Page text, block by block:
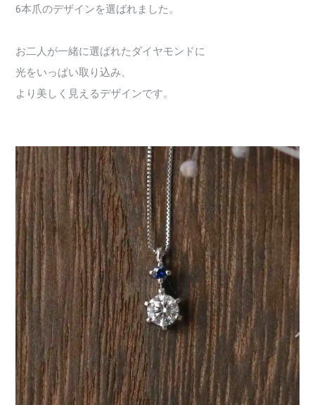
6本爪のデザインを選ばれました。
お二人が一緒に選ばれたダイヤモンドに
光をいっぱい取り込み、
より美しく見えるデザインです。